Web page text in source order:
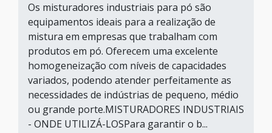
Os misturadores industriais para pó são
equipamentos ideais para a realização de
mistura em empresas que trabalham com
produtos em pó. Oferecem uma excelente
homogeneização com níveis de capacidades
variados, podendo atender perfeitamente as
necessidades de indústrias de pequeno, médio
ou grande porte.MISTURADORES INDUSTRIAIS
- ONDE UTILIZÁ-LOSPara garantir o b...